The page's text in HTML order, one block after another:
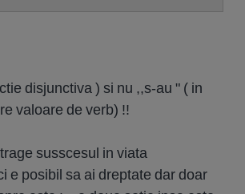
disjunctiva ) si nu ,,s-au " ( in
valoare de verb) !!
susscesul in viata
e posibil sa ai dreptate dar doar